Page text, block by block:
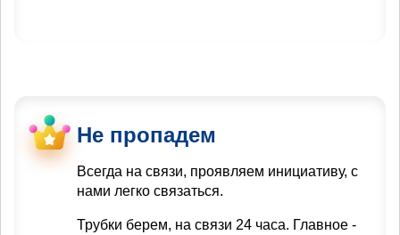
Не пропадем
Всегда на связи, проявляем инициативу, с
нами легко связаться.
Трубки берем, на связи 24 часа. Главное -